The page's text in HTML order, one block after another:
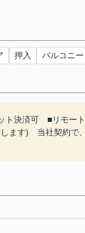
押入 バルコニー
ト決済可 ■リモー
します) 当社契約で